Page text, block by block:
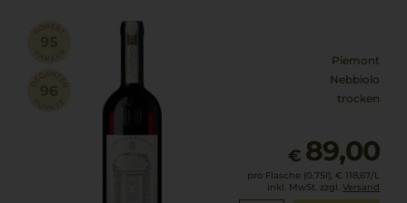
Piemont
Nebbiolo
trocken
€ 89,00
pro Flasche (0.75l), € 118,67/L
inkl. MwSt. zzgl. Versand